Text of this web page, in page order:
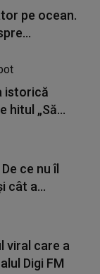
pe ocean.
istorică
hitul „Să...
ce nu îl
cât a...
viral care a
Digi FM